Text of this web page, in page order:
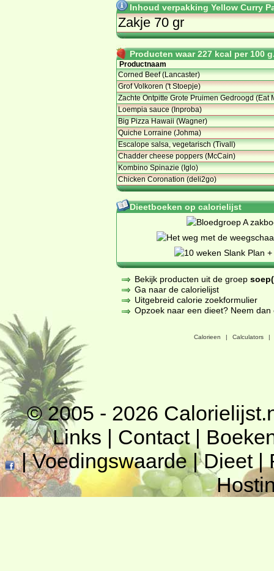
Inhoud verpakking Yellow Curry
Zakje 70 gr
Producten waar 227 kcal per 100
Productnaam
Corned Beef (Lancaster)
Grof Volkoren ('t Stoepje)
Zachte Ontpitte Grote Pruimen Gedroogd (Eat
Loempia sauce (Inproba)
Big Pizza Hawaii (Wagner)
Quiche Lorraine (Johma)
Escalope salsa, vegetarisch (Tivall)
Chadder cheese poppers (McCain)
Kombino Spinazie (Iglo)
Chicken Coronation (deli2go)
Dieetboeken op calorielijst
Bekijk producten uit de groep
Ga naar de calorielijst
Uitgebreid calorie zoekformulier
Opzoek naar een dieet? Neem
Calorieen | Calculators |
© 2005 - 2026
Links | Contact|
|Voedingswaarde|Dieet|